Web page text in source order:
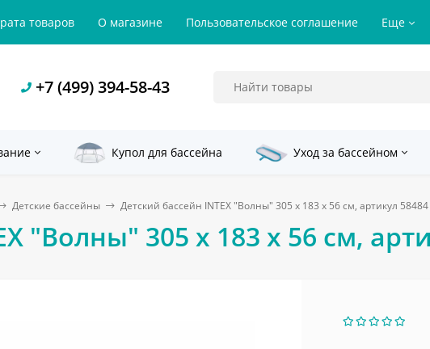
товаров О магазине Пользовательское соглашение Еще
+7 (499) 394-58-43
Купол для бассейна Уход за бассейном
Детские бассейны Детский бассейн INTEX "Волны" 305 x 183 x 56 см, артикул 58484
"Волны" 305 x 183 x 56 см,